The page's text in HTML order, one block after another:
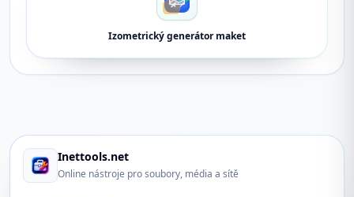
Izometrický generátor maket
Inettools.net
Online nástroje pro soubory, média a sítě